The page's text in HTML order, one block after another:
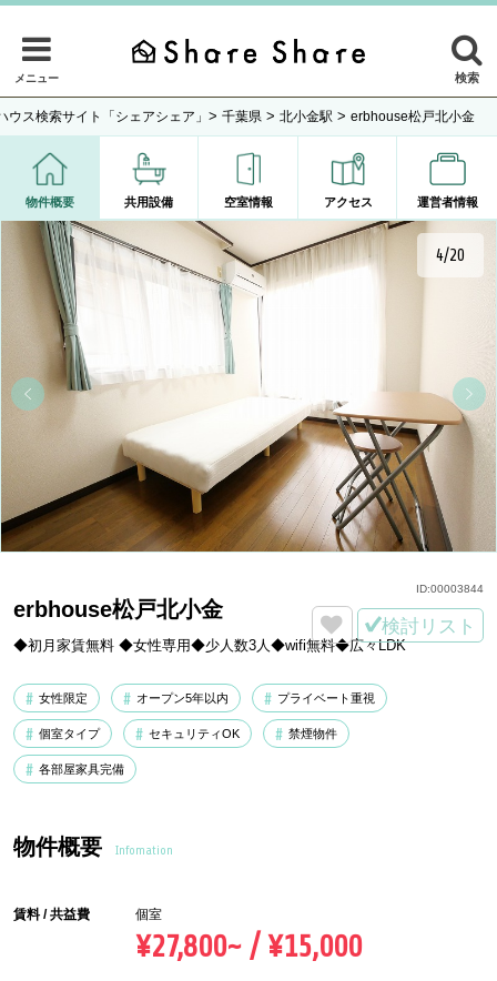
メニュー 検索
ウス検索サイト「シェアシェア」 > 千葉県 > 北小金駅 > erbhouse松戸北小金
物件概要 共用設備 空室情報 アクセス 運営者情報
4/20
erbhouse松戸北小金
◆初月家賃無料 ◆女性専用◆少人数3人◆wifi無料◆広々LDK
検討リスト
女性限定 オープン5年以内 プライベート重視
個室タイプ セキュリティOK 禁煙物件
各部屋家具完備
ID:00003844
物件概要 Infomation
賃料 / 共益費 個室
¥27,800~ / ¥15,000